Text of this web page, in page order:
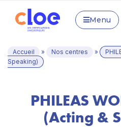
Menu
Accueil » Nos centres »
Speaking)
PHILEAS
(Acting &